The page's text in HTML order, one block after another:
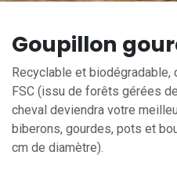
Goupillon
Recyclable et
FSC (issu de forêts gérées
cheval deviendra votre
biberons, gourdes, pots et
cm de diamètre).